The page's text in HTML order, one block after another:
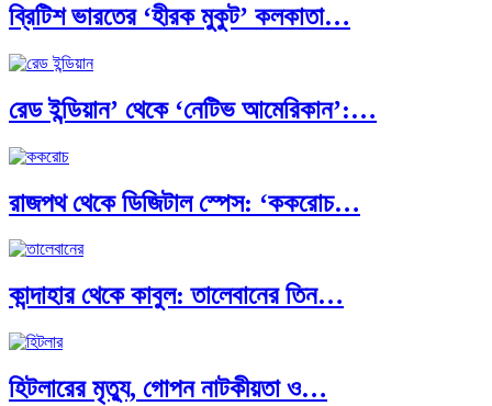
ব্রিটিশ ভারতের ‘হীরক মুকুট’ কলকাতা…
রেড ইন্ডিয়ান’ থেকে ‘নেটিভ আমেরিকান’:…
রাজপথ থেকে ডিজিটাল স্পেস: ‘ককরোচ…
কান্দাহার থেকে কাবুল: তালেবানের তিন…
হিটলারের মৃত্যু, গোপন নাটকীয়তা ও…